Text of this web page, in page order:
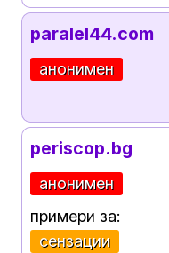
paralel44.com
анонимен
periscop.bg
анонимен
примери за:
сензации